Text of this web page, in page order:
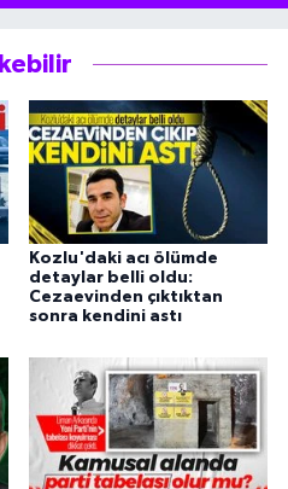
Kozlu'daki acı ölümde
detaylar belli oldu:
Cezaevinden çıktıktan
sonra kendini astı